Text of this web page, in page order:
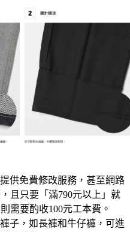
供免費修改服務，甚至網路
且只要「滿790元以上」就
需要酌收100元工本費。
子，如長褲和牛仔褲，可進